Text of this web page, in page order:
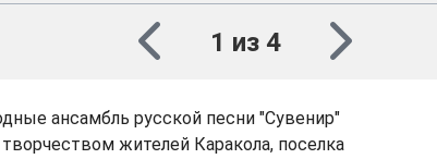
1 из 4
ансамбль русской песни "Сувенир"
жителей Каракола, поселка